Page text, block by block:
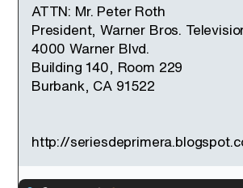
ATTN: Mr. Peter Roth
President, Warner Bros.
4000 Warner Blvd.
Building 140, Room 229
Burbank, CA 91522
http://